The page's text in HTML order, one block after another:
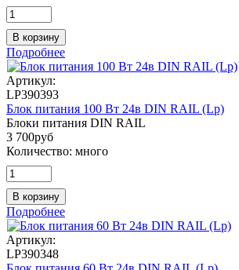
В корзину
Подробнее
Артикул:
LP390393
Блок питания 100 Вт 24в DIN RAIL (Lp)
Блоки питания DIN RAIL
3 700руб
Количество: много
В корзину
Подробнее
Артикул:
LP390348